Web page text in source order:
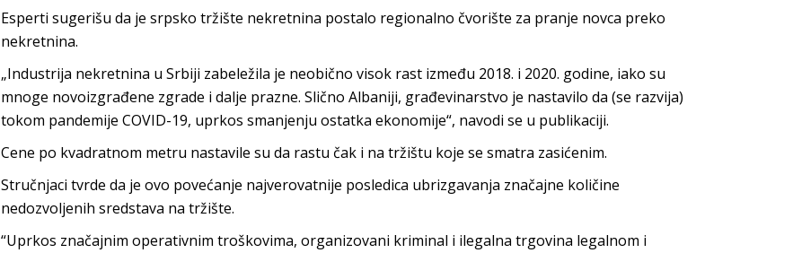
Esperti sugerišu da je srpsko tržište nekretnina postalo regionalno čvorište za pranje novca preko
nekretnina.
„Industrija nekretnina u Srbiji zabeležila je neobično visok rast između 2018. i 2020. godine, iako su
mnoge novoizgrađene zgrade i dalje prazne. Slično Albaniji, građevinarstvo je nastavilo da (se razvija)
tokom pandemije COVID-19, uprkos smanjenju ostatka ekonomije“, navodi se u publikaciji.
Cene po kvadratnom metru nastavile su da rastu čak i na tržištu koje se smatra zasićenim.
Stručnjaci tvrde da je ovo povećanje najverovatnije posledica ubrizgavanja značajne količine
nedozvoljenih sredstava na tržište.
“Uprkos značajnim operativnim troškovima, organizovani kriminal i ilegalna trgovina legalnom i